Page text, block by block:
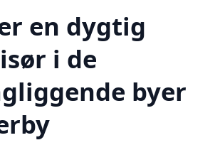
en dygtig
i de
byer